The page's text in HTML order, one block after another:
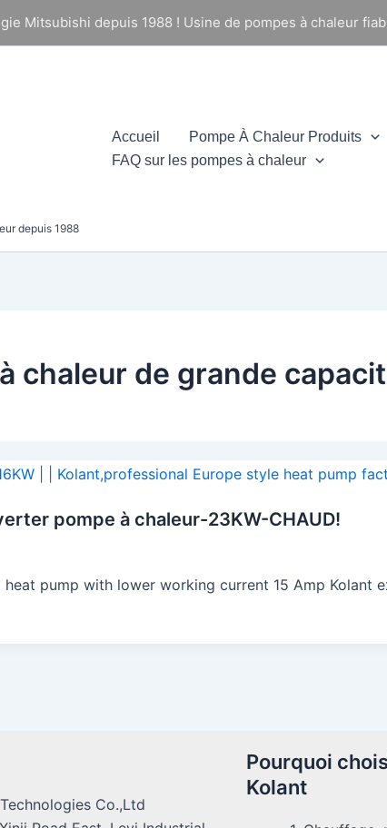
Mitsubishi depuis 1988 ! Usine de pompes à chaleur
depuis 1988
Accueil Pompe À Chaleur Produits
FAQ sur les pompes à chaleur
chaleur de grande
pompe à chaleur-23KW-CHAUD!
pump with lower working current 15 Amp
Co.,Ltd
Pourquoi
Kolant